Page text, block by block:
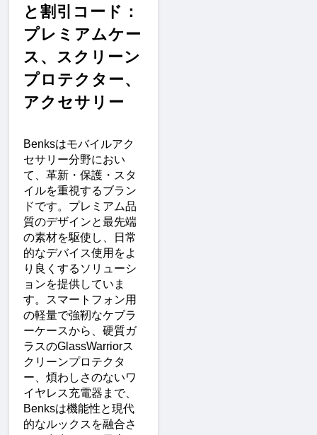
と割引コード：
プレミアムケー
ス、スクリーン
プロテクター、
アクセサリー
Benksはモバイルアク
セサリー分野におい
て、革新・保護・スタ
イルを重視するブラン
ドです。プレミアム品
質のデザインと最先端
の素材を駆使し、日常
的なデバイス使用をよ
り良くするソリューシ
ョンを提供していま
す。スマートフォン用
の軽量で強靭なケブラ
ーケースから、硬質ガ
ラスのGlassWarriorス
クリーンプロテクタ
ー、煩わしさのないワ
イヤレス充電器まで、
Benksは機能性と現代
的なルックスを融合さ